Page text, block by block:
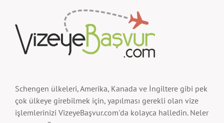
çok ülkeye girebilmek için, yapılması gerekli olan vize
işlemlerinizi VizeyeBaşvur.com'da kolayca halledin. Neler
yapıyoruz?